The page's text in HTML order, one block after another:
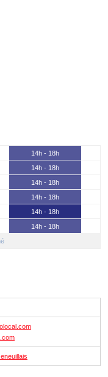
14h - 18h
14h - 18h
14h - 18h
14h - 18h
14h - 18h
14h - 18h